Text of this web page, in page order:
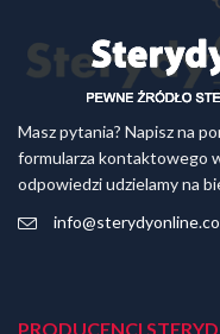
Masz pytania? Napisz na
formularza kontaktowego
odpowiedzi udzielamy na
PRODUCENCI